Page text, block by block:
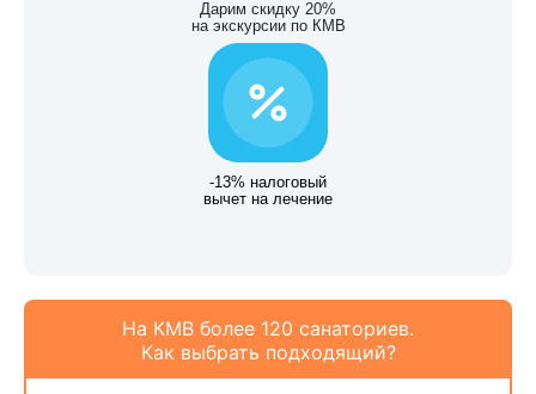
Дарим скидку 20%
на экскурсии по КМВ
-13% налоговый
вычет на лечение
На КМВ более 120 санаториев.
Как выбрать подходящий?